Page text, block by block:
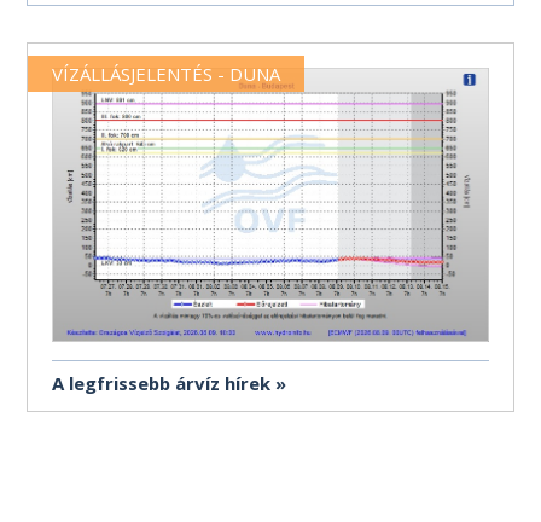
VÍZÁLLÁSJELENTÉS - DUNA
A legfrissebb árvíz hírek